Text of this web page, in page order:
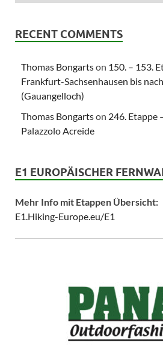
RECENT COMMENTS
Thomas Bongartson 150. – 153.
Frankfurt-Sachsenhausen bis
(Gauangelloch)
Thomas Bongartson 246. Etappe
Palazzolo Acreide
E1 EUROPÄISCHER
Mehr Info mit Etappen Übersicht:
E1.Hiking-Europe.eu/E1